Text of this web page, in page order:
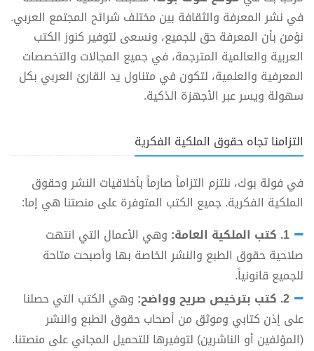
في نشر المعرفة والثقافة بين مختلف شرائح المجتمع العربي.
نؤمن بأن المعرفة حق للجميع، ونسعى لتوفير كنوز الكتب
العربية والعالمية المترجمة، في جميع المجالات والتخصصات
المعرفية والعلمية، لتكون في متناول يد القارئ العربي بكل
سهولة ويسر عبر الأجهزة الذكية.
التزامنا تجاه حقوق الملكية الفكرية
في فولة بوك، نلتزم التزاماً صارماً بأخلاقيات النشر وحقوق
الملكية الفكرية. جميع الكتب المتوفرة على منصتنا هي إما:
1. كتب الملكية العامة:
وهي الأعمال التي انتهت
صلاحية حقوق الطبع والنشر الخاصة بها وأصبحت متاحة
للجميع قانونياً.
2. كتب بترخيص صريح وواضح:
وهي الكتب التي حصلنا
على إذن كتابي وموثق من أصحاب حقوق الطبع والنشر
(المؤلفين أو الناشرين) لتوفيرها للتحميل المجاني على منصتنا.